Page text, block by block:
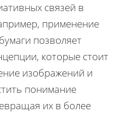
связей в
применение
позволяет
которые стоит
изображений и
понимание
их в более